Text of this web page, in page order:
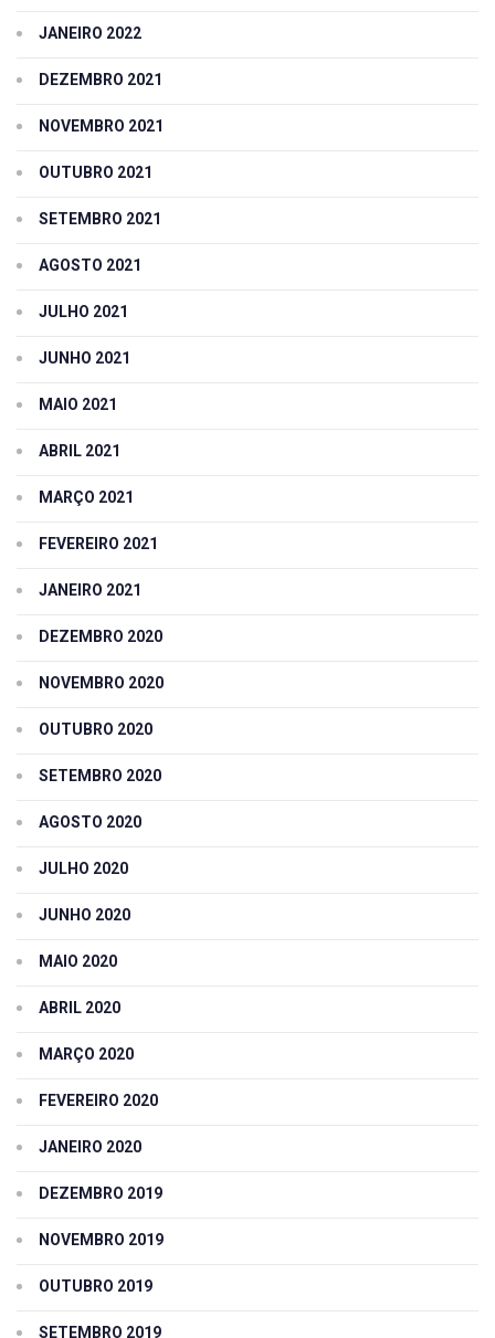
JANEIRO 2022
DEZEMBRO 2021
NOVEMBRO 2021
OUTUBRO 2021
SETEMBRO 2021
AGOSTO 2021
JULHO 2021
JUNHO 2021
MAIO 2021
ABRIL 2021
MARÇO 2021
FEVEREIRO 2021
JANEIRO 2021
DEZEMBRO 2020
NOVEMBRO 2020
OUTUBRO 2020
SETEMBRO 2020
AGOSTO 2020
JULHO 2020
JUNHO 2020
MAIO 2020
ABRIL 2020
MARÇO 2020
FEVEREIRO 2020
JANEIRO 2020
DEZEMBRO 2019
NOVEMBRO 2019
OUTUBRO 2019
SETEMBRO 2019